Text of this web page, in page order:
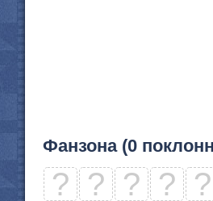
Фанзона (0
? ? ? ? ?